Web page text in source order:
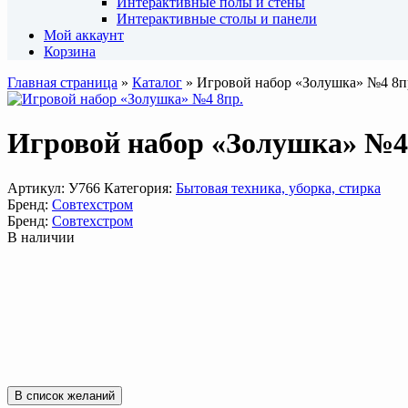
Интерактивные столы и панели
Мой аккаунт
Корзина
Главная страница » Каталог » Игровой набор «Золушка» №4
Игровой набор «Золушка»
Артикул: У766 Категория: Бытовая техника, уборка, стирка
Бренд: Совтехстром
Бренд: Совтехстром
В наличии
В список желаний